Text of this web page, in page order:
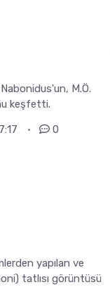
M.Ö.
keşfetti.
0
yapılan ve
tatlısı görüntüsü